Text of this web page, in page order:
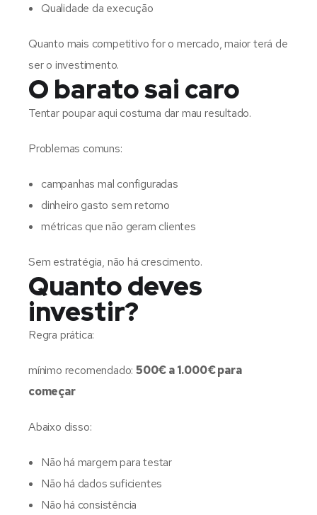
Qualidade da execução
Quanto mais competitivo for o mercado, maior terá de
ser o investimento.
O barato sai caro
Tentar poupar aqui costuma dar mau resultado.
Problemas comuns:
campanhas mal configuradas
dinheiro gasto sem retorno
métricas que não geram clientes
Sem estratégia, não há crescimento.
Quanto deves
investir?
Regra prática:
mínimo recomendado: 500€ a 1.000€ para
começar
Abaixo disso:
Não há margem para testar
Não há dados suficientes
Não há consistência